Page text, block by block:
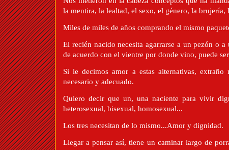
la mentira, la lealtad, el sexo, el género, la brujería,
Miles de miles de años comprando el mismo
El recién nacido necesita agarrarse a un pezón o a
de acuerdo con el vientre por donde vino, puede
Si le decimos amor a estas alternativas,
necesario y adecuado.
Quiero decir que un, una naciente para vivir
heterosexual, bisexual, homosexual...
Los tres necesitan de lo mismo...Amor y dignidad.
Llegar a pensar así, tiene un caminar largo de